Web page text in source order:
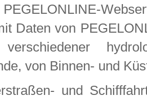
Daten von
verschiedener
von Binnen- und
und